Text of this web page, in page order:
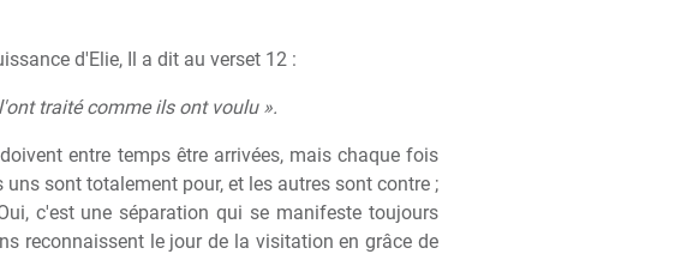
d'Elie, Il a dit au verset 12 :
traité comme ils ont voulu ».
entre temps être arrivées, mais chaque fois
sont totalement pour, et les autres sont contre ;
c'est une séparation qui se manifeste toujours
reconnaissent le jour de la visitation en grâce de